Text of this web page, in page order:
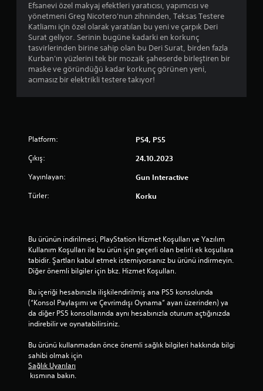
y
ı
d
Efsanevi özel makyaj efektleri yaratıcısı, yapımcısı ve
yönetmeni Greg Nicotero'nun zihninden, Teksas Testere
Katliamı için özel olarak yaratılan bu yeni ve çarpık Deri
Surat geliyor. Serinin bugüne kadarki en korkunç
tasvirlerinden birine sahip olan bu Deri Surat, birden fazla
Kurban'ın yüzlerini tek bir mozaik şaheserde birleştiren bir
maske ve göründüğü kadar korkunç görünen yeni,
acımasız bir elektrikli testere takıyor!
Platform: PS4, PS5
Çıkış: 24.10.2023
Yayınlayan: Gun Interactive
Türler: Korku
Bu ürünün indirilmesi, PlayStation Hizmet Koşulları ve Yazılım
Kullanım Koşulları ile bu ürün için geçerli olan belirli ek koşullara
tabidir. Şartları kabul etmek istemiyorsanız bu ürünü indirmeyin.
Diğer önemli bilgiler için bkz. Hizmet Koşulları.
Bu içeriği hesabınızla ilişkilendirilmiş ana PS5 konsolunda
(“Konsol Paylaşımı ve Çevrimdışı Oynama” ayarı üzerinden) ya
da diğer PS5 konsollarında aynı hesabınızla oturum açtığınızda
indirebilir ve oynatabilirsiniz.
Bu ürünü kullanmadan önce önemli sağlık bilgileri hakkında bilgi
sahibi olmak için
Sağlık Uyarıları
kısmına bakın.